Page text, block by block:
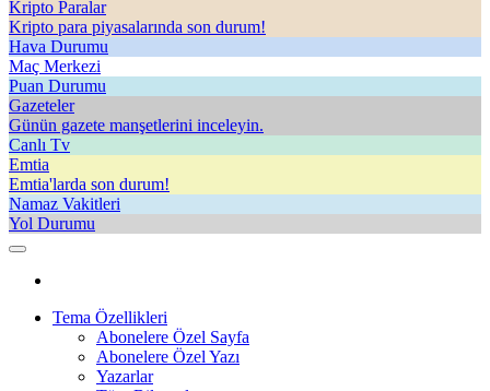
Kripto Paralar
Kripto para piyasalarında son durum!
Hava Durumu
Maç Merkezi
Puan Durumu
Gazeteler
Günün gazete manşetlerini inceleyin.
Canlı Tv
Emtia
Emtia'larda son durum!
Namaz Vakitleri
Yol Durumu
Tema Özellikleri
Abonelere Özel Sayfa
Abonelere Özel Yazı
Yazarlar